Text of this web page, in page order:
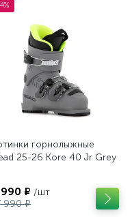
горнолыжные
25-26 Kore 40 Jr Grey
₽ /шт
990 ₽